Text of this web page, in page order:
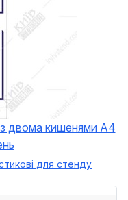
з двома кишенями А4
для стенду